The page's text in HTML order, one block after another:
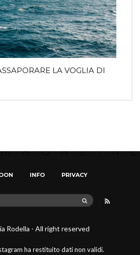
LA VOGLIA DI
INFO PRIVACY
SEARCH
Rodella - All right reserved
ha restituito dati non validi.